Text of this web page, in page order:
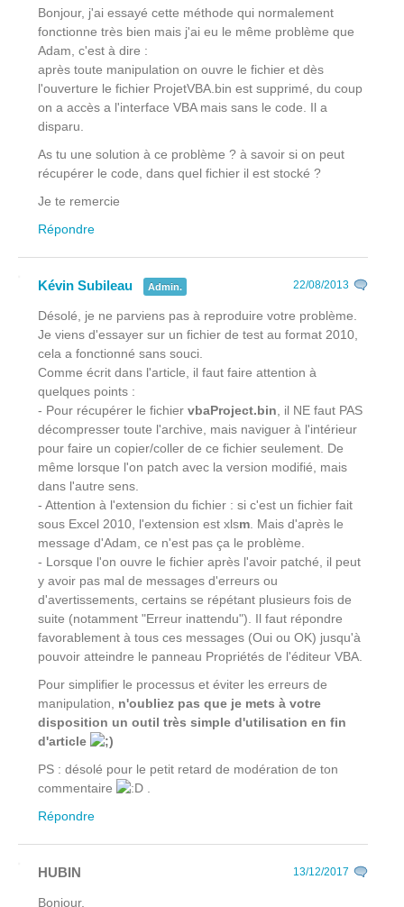
Bonjour, j'ai essayé cette méthode qui normalement
fonctionne très bien mais j'ai eu le même problème que
Adam, c'est à dire :
après toute manipulation on ouvre le fichier et dès
l'ouverture le fichier ProjetVBA.bin est supprimé, du coup
on a accès a l'interface VBA mais sans le code. Il a
disparu.
As tu une solution à ce problème ? à savoir si on peut
récupérer le code, dans quel fichier il est stocké ?
Je te remercie
Répondre
Kévin Subileau Admin. 22/08/2013
Désolé, je ne parviens pas à reproduire votre problème.
Je viens d'essayer sur un fichier de test au format 2010,
cela a fonctionné sans souci.
Comme écrit dans l'article, il faut faire attention à
quelques points :
- Pour récupérer le fichier vbaProject.bin , il NE faut PAS
décompresser toute l'archive, mais naviguer à l'intérieur
pour faire un copier/coller de ce fichier seulement. De
même lorsque l'on patch avec la version modifié, mais
dans l'autre sens.
- Attention à l'extension du fichier : si c'est un fichier fait
sous Excel 2010, l'extension est xlsm . Mais d'après le
message d'Adam, ce n'est pas ça le problème.
- Lorsque l'on ouvre le fichier après l'avoir patché, il peut
y avoir pas mal de messages d'erreurs ou
d'avertissements, certains se répétant plusieurs fois de
suite (notamment "Erreur inattendu"). Il faut répondre
favorablement à tous ces messages (Oui ou OK) jusqu'à
pouvoir atteindre le panneau Propriétés de l'éditeur VBA.
Pour simplifier le processus et éviter les erreurs de
manipulation, n'oubliez pas que je mets à votre
disposition un outil très simple d'utilisation en fin
d'article
PS : désolé pour le petit retard de modération de ton
commentaire
Répondre
HUBIN 13/12/2017
Bonjour,